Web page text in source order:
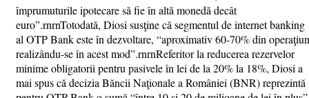
împrumuturile ipotecare să fie în altă monedă decât
euro”.rnrnTotodată, Diosi susţine că segmentul de internet banking
al OTP Bank este în dezvoltare, “aproximativ 60-70% din
realizându-se în acest mod”.rnrnReferitor la reducerea rezervelor
minime obligatorii pentru pasivele în lei de la 20% la 18%, Diosi a
mai spus că decizia Băncii Naţionale a României (BNR) reprezintă